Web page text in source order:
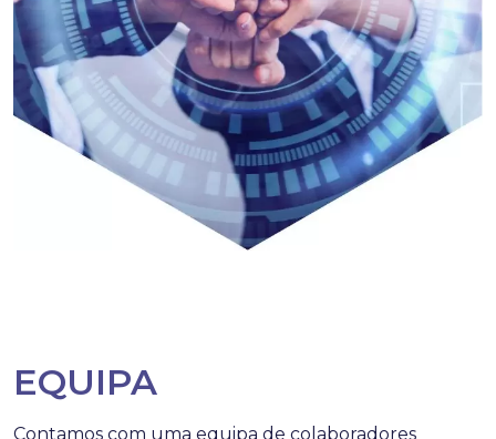
EQUIPA
Contamos com uma equipa de colaboradores